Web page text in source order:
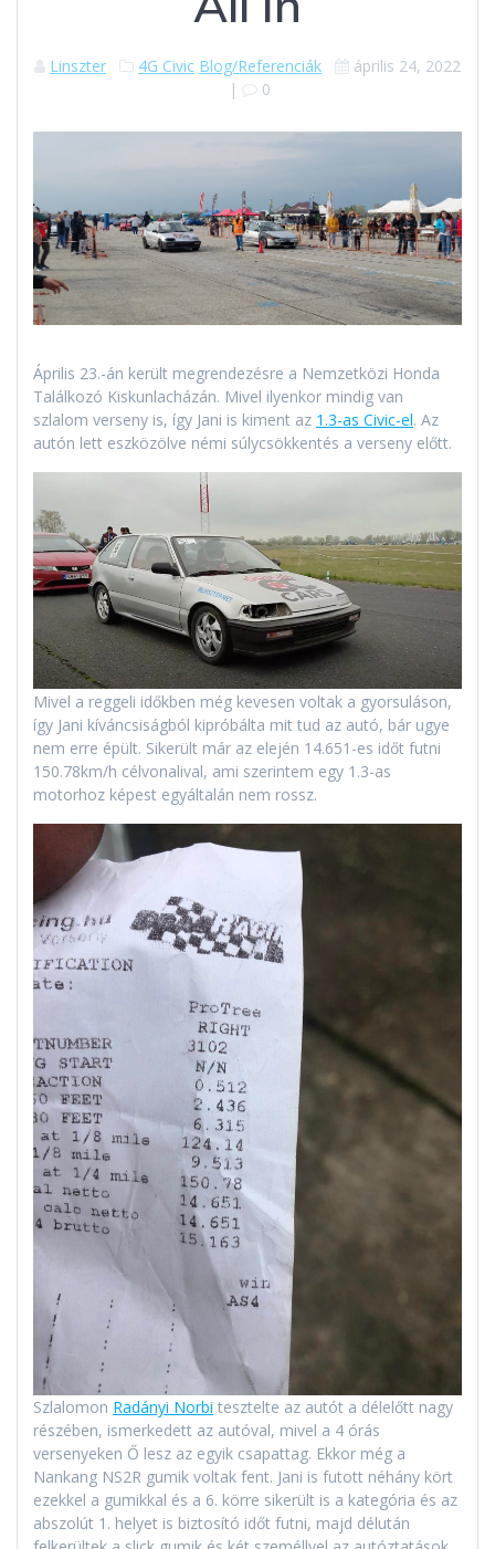
Linszter 4G Civic Blog/Referenciák
április 24, 2022
|
0
Április 23.-án került megrendezésre a Nemzetközi Honda
Találkozó Kiskunlacházán. Mivel ilyenkor mindig van
szlalom verseny is, így Jani is kiment az 1.3-as Civic-el. Az
autón lett eszközölve némi súlycsökkentés a verseny előtt.
Mivel a reggeli időkben még kevesen voltak a gyorsuláson,
így Jani kíváncsiságból kipróbálta mit tud az autó, bár ugye
nem erre épült. Sikerült már az elején 14.651-es időt futni
150.78km/h célvonalival, ami szerintem egy 1.3-as
motorhoz képest egyáltalán nem rossz.
Szlalomon Radányi Norbi tesztelte az autót a délelőtt nagy
részében, ismerkedett az autóval, mivel a 4 órás
versenyeken Ő lesz az egyik csapattag. Ekkor még a
Nankang NS2R gumik voltak fent. Jani is futott néhány kört
ezekkel a gumikkal és a 6. körre sikerült is a kategória és az
abszolút 1. helyet is biztosító időt futni, majd délután